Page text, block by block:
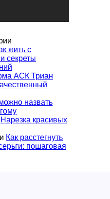
жить с
секреты
АСК Триан
назвать
Нарезка красивых
Как расстегнуть
пошаговая